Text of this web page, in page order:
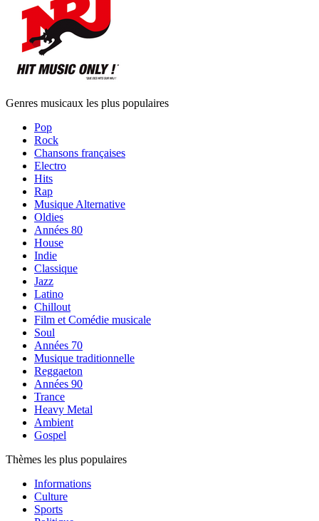
Genres musicaux les plus populaires
Pop
Rock
Chansons françaises
Electro
Hits
Rap
Musique Alternative
Oldies
Années 80
House
Indie
Classique
Jazz
Latino
Chillout
Film et Comédie musicale
Soul
Années 70
Musique traditionnelle
Reggaeton
Années 90
Trance
Heavy Metal
Ambient
Gospel
Thèmes les plus populaires
Informations
Culture
Sports